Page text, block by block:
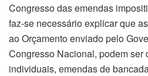
Congresso das emendas
faz-se necessário explicar que
ao Orçamento enviado pelo
Congresso Nacional, podem ser
individuais, emendas de